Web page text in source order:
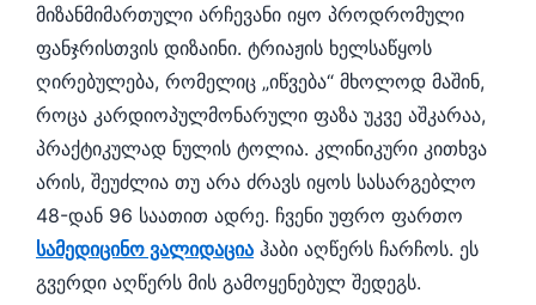
მიზანმიმართული არჩევანი იყო პროდრომული
ფანჯრისთვის დიზაინი. ტრიაჟის ხელსაწყოს
ღირებულება, რომელიც „იწვება“ მხოლოდ მაშინ,
როცა კარდიოპულმონარული ფაზა უკვე აშკარაა,
პრაქტიკულად ნულის ტოლია. კლინიკური კითხვა
არის, შეუძლია თუ არა ძრავს იყოს სასარგებლო
48-დან 96 საათით ადრე. ჩვენი უფრო ფართო
სამედიცინო ვალიდაცია ჰაბი აღწერს ჩარჩოს. ეს
გვერდი აღწერს მის გამოყენებულ შედეგს.